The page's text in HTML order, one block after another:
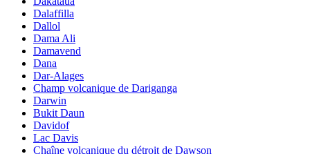
Dalaffilla
Dallol
Dama Ali
Damavend
Dana
Dar-Alages
Champ volcanique de Dariganga
Darwin
Bukit Daun
Davidof
Lac Davis
Chaîne volcanique du détroit de Dawson